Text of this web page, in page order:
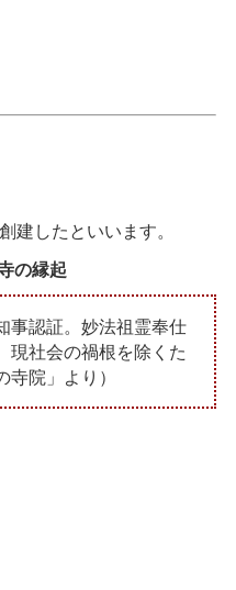
建したといいます。
の縁起
事認証。妙法祖霊奉仕
現社会の禍根を除くた
院」より）